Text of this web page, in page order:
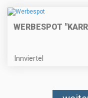
WERBESPOT
Innviertel